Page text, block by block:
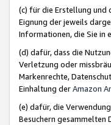
(c) für die Erstellung und
Eignung der jeweils
Informationen, die Sie in
(d) dafür, dass die
Verletzung oder
Markenrechte,
Einhaltung derAmazon
(e) dafür, die
Besuchern gesammelten